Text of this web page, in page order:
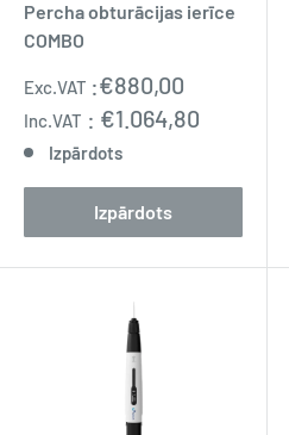
Percha obturācijas ierīce
COMBO
Pārdošanas
cena
Exc.VAT :€880,00
Inc.VAT : €1.064,80
Izpārdots
Izpārdots